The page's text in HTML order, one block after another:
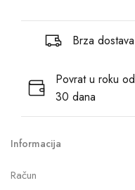
Brza dostava
Povrat u roku od
30 dana
Informacija
Račun